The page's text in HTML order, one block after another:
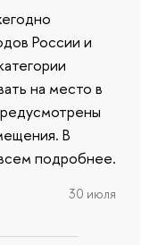
России и
на место в
В
подробнее.
30 июля